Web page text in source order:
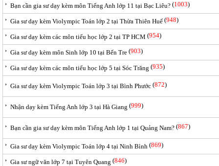
Bạn cần gia sư dạy kèm môn Tiếng Anh lớp 11 tại Bạc Liêu? (1003)
Gia sư dạy kèm Violympic Toán lớp 2 tại Thừa Thiên Huế (948)
Gia sư dạy kèm các môn tiểu học lớp 2 tại TP HCM (954)
Gia sư dạy kèm môn Sinh lớp 10 tại Bến Tre (903)
Gia sư dạy kèm các môn tiểu học lớp 5 tại Sóc Trăng (935)
Gia sư dạy kèm Violympic Toán lớp 3 tại Bình Phước (872)
Nhận dạy kèm Tiếng Anh lớp 3 tại Hà Giang (999)
Bạn cần gia sư dạy kèm môn Tiếng Anh lớp 1 tại Quảng Nam? (867)
Gia sư dạy kèm Violympic Toán lớp 4 tại Ninh Bình (869)
Gia sư ngữ văn lớp 7 tại Tuyên Quang (846)